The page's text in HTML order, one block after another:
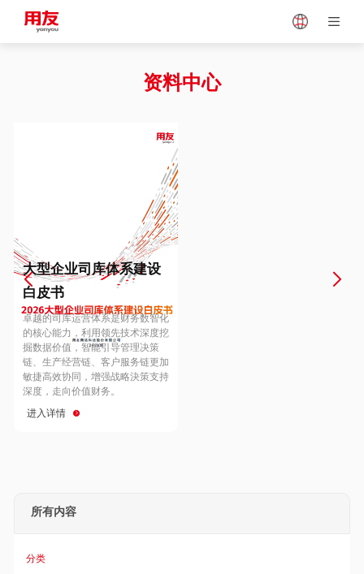
Vietnam
Europe
Hungary
Hong Kong
资料中心
大型企业司库体系建设
白皮书
卓越的司库运营体系是财务数智化
的核心能力，利用领先技术深度挖
掘数据价值，智能引导管理决策
链、生产经营链、客户服务链更加
敏捷高效协同，增强战略決策支持
深度，走向价值财务。
进入详情
所有内容
分类